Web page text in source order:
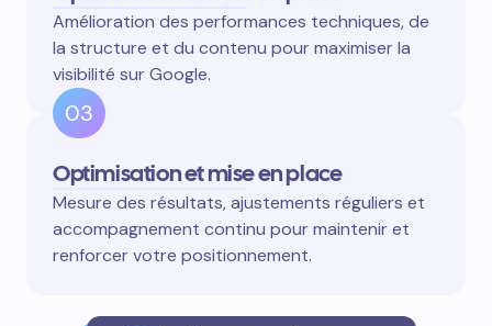
Amélioration des performances techniques, de
la structure et du contenu pour maximiser la
visibilité sur Google.
03
Optimisation et mise en place
Mesure des résultats, ajustements réguliers et
accompagnement continu pour maintenir et
renforcer votre positionnement.